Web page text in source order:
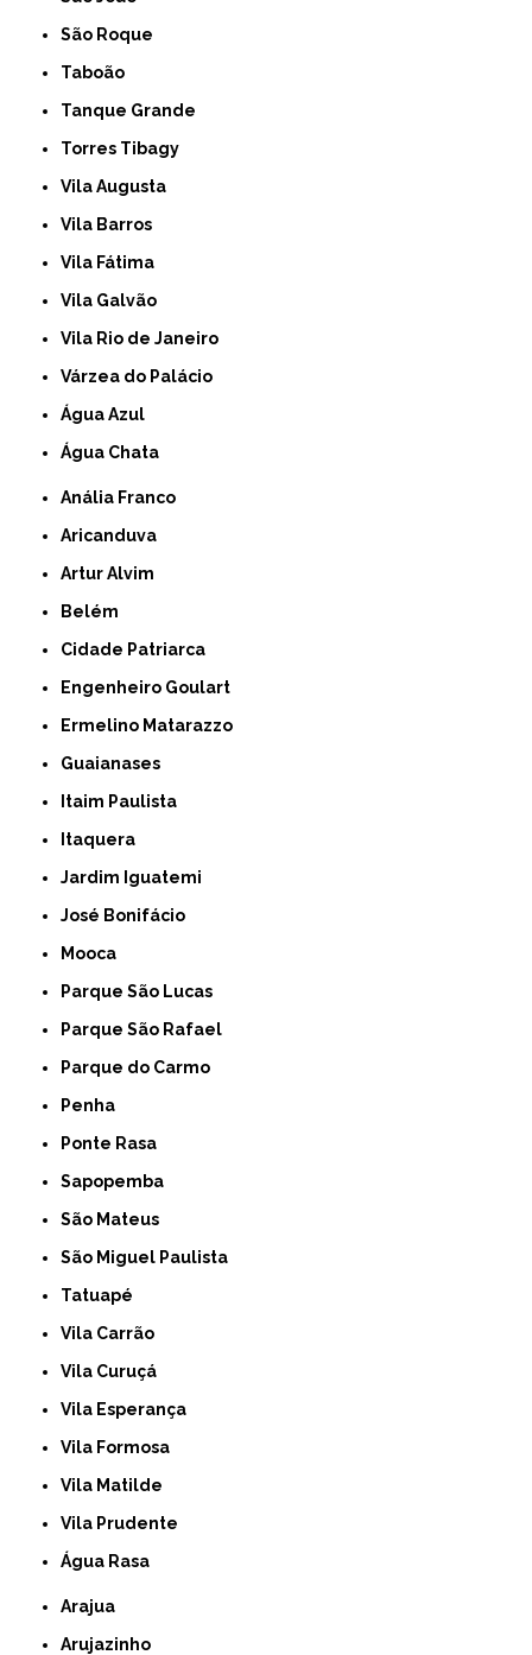
São Roque
Taboão
Tanque Grande
Torres Tibagy
Vila Augusta
Vila Barros
Vila Fátima
Vila Galvão
Vila Rio de Janeiro
Várzea do Palácio
Água Azul
Água Chata
Anália Franco
Aricanduva
Artur Alvim
Belém
Cidade Patriarca
Engenheiro Goulart
Ermelino Matarazzo
Guaianases
Itaim Paulista
Itaquera
Jardim Iguatemi
José Bonifácio
Mooca
Parque São Lucas
Parque São Rafael
Parque do Carmo
Penha
Ponte Rasa
Sapopemba
São Mateus
São Miguel Paulista
Tatuapé
Vila Carrão
Vila Curuçá
Vila Esperança
Vila Formosa
Vila Matilde
Vila Prudente
Água Rasa
Arajua
Arujazinho